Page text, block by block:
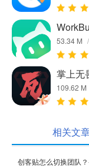
53.34 M /
掌上无
109.62 M
相关文
创客贴怎么切换团队